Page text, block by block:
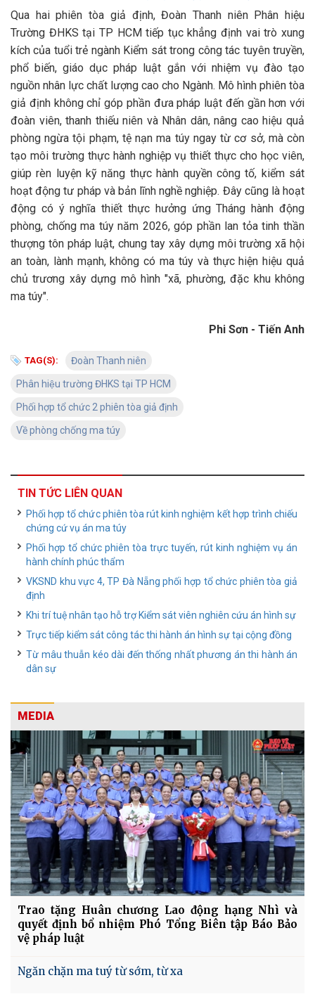
Qua hai phiên tòa giả định, Đoàn Thanh niên Phân hiệu
Trường ĐHKS tại TP HCM tiếp tục khẳng định vai trò xung
kích của tuổi trẻ ngành Kiểm sát trong công tác tuyên truyền,
phổ biến, giáo dục pháp luật gắn với nhiệm vụ đào tạo
nguồn nhân lực chất lượng cao cho Ngành. Mô hình phiên tòa
giả định không chỉ góp phần đưa pháp luật đến gần hơn với
đoàn viên, thanh thiếu niên và Nhân dân, nâng cao hiệu quả
phòng ngừa tội phạm, tệ nạn ma túy ngay từ cơ sở, mà còn
tạo môi trường thực hành nghiệp vụ thiết thực cho học viên,
giúp rèn luyện kỹ năng thực hành quyền công tố, kiểm sát
hoạt động tư pháp và bản lĩnh nghề nghiệp. Đây cũng là hoạt
động có ý nghĩa thiết thực hưởng ứng Tháng hành động
phòng, chống ma túy năm 2026, góp phần lan tỏa tinh thần
thượng tôn pháp luật, chung tay xây dựng môi trường xã hội
an toàn, lành mạnh, không có ma túy và thực hiện hiệu quả
chủ trương xây dựng mô hình "xã, phường, đặc khu không
ma túy".
Phi Sơn - Tiến Anh
TAG(S): Đoàn Thanh niên
Phân hiệu trường ĐHKS tại TP HCM
Phối hợp tổ chức 2 phiên tòa giả định
Về phòng chống ma túy
TIN TỨC LIÊN QUAN
Phối hợp tổ chức phiên tòa rút kinh nghiệm kết hợp trình chiếu
chứng cứ vụ án ma túy
Phối hợp tổ chức phiên tòa trực tuyến, rút kinh nghiệm vụ án
hành chính phúc thẩm
VKSND khu vực 4, TP Đà Nẵng phối hợp tổ chức phiên tòa giả
định
Khi trí tuệ nhân tạo hỗ trợ Kiểm sát viên nghiên cứu án hình sự
Trực tiếp kiểm sát công tác thi hành án hình sự tại cộng đồng
Từ mâu thuẫn kéo dài đến thống nhất phương án thi hành án
dân sự
MEDIA
Trao tặng Huân chương Lao động hạng Nhì và
quyết định bổ nhiệm Phó Tổng Biên tập Báo Bảo
vệ pháp luật
Ngăn chặn ma tuý từ sớm, từ xa